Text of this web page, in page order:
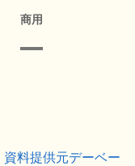
商用
資料提供元デーベー